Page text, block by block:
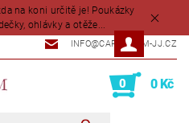
na koni určitě je! Poukázky
ohlávky a otěže...
INFO@CARPEDIEM-JJ.CZ
0 0 Kč